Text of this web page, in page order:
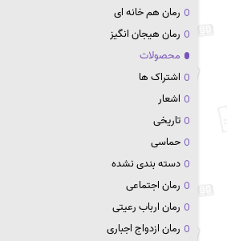
رمان هم خانه ای
رمان هیجان انگیز
محصولات
اشتراک ها
اشعار
تاریخی
حماسی
دسته بندی نشده
رمان اجتماعی
رمان ارباب رعیتی
رمان ازدواج اجباری